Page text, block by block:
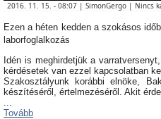
2016. 11. 15. - 08:07 | SimonGergo | Nincs
Ezen a héten kedden a szokásos
laborfoglalkozás
Idén is meghirdetjük a
kérdésetek van ezzel kapcsolatban
Szakosztályunk korábbi elnöke,
készítéséről, értelmezéséről. Akit
...
Tovább